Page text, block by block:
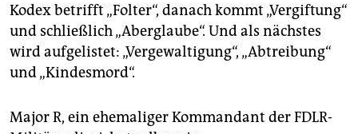
Kodex betrifft „Folter“, danach kommt „Vergiftung“
und schließlich „Aberglaube“. Und als nächstes
wird aufgelistet: „Vergewaltigung“, „Abtreibung“
und „Kindesmord“.
Major R, ein ehemaliger Kommandant der FDLR-